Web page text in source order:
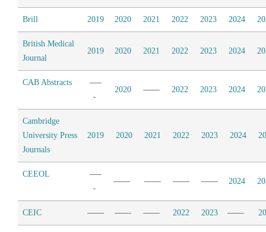
Brill 2019 2020 2021 2022 2023 2024
British Medical
Journal
2019 2020 2021 2022 2023 2024
CAB Abstracts
2020
2022 2023 2024
Cambridge
University Press
Journals
2019 2020 2021 2022 2023 2024
CEEOL
2024
CEIC 2022 2023